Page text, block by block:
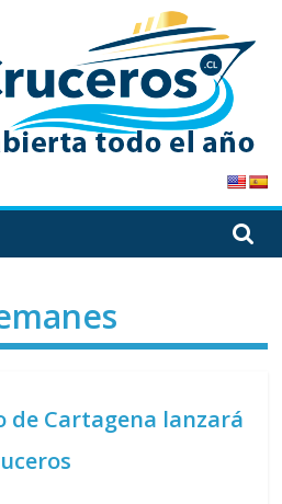
de Cartagena lanzará